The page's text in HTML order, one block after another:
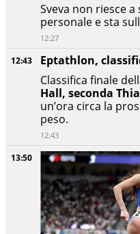
13:50
12:43
Eptathlon,
Classifica finale
Hall, seconda
un’ora circa la
peso.
12:43
Sveva non riesce
personale e sta
12:27